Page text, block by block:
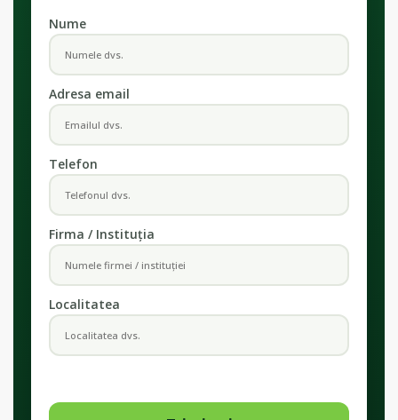
Nume
Adresa email
Telefon
Firma / Instituția
Localitatea